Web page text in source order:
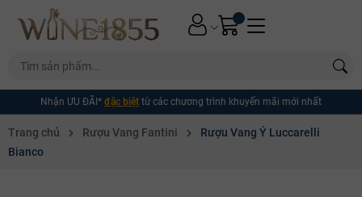
Nhận ƯU ĐÃI* đặc biệt từ các chương trình khuyến mãi mới nhất
Trang chủ Rượu Vang Fantini
Rượu Vang Ý Luccarelli
Bianco